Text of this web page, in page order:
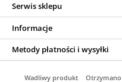
Serwis sklepu
Informacje
Metody płatności i wysyłki
Wadliwy produkt